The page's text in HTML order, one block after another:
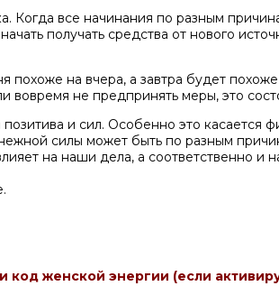
Когда все начинания по разным
получать средства от нового
на вчера, а завтра будет
не предпринять меры, это
и сил. Особенно это касается
силы может быть по разным
на наши дела, а соответственно и
женской энергии (если